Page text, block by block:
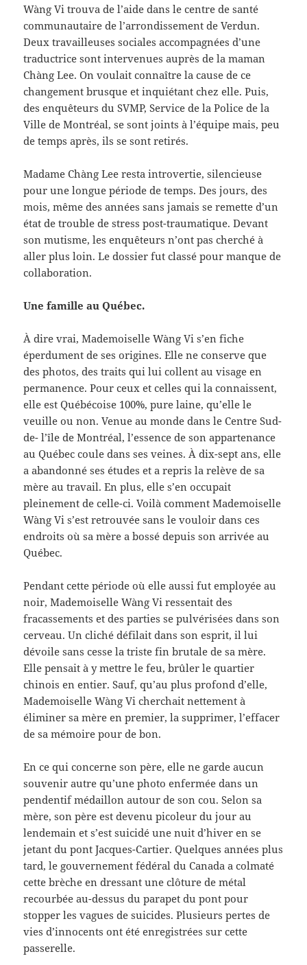
Wàng Vi trouva de l’aide dans le centre de santé
communautaire de l’arrondissement de Verdun.
Deux travailleuses sociales accompagnées d’une
traductrice sont intervenues auprès de la maman
Chàng Lee. On voulait connaître la cause de ce
changement brusque et inquiétant chez elle. Puis,
des enquêteurs du SVMP, Service de la Police de la
Ville de Montréal, se sont joints à l’équipe mais, peu
de temps après, ils se sont retirés.
Madame Chàng Lee resta introvertie, silencieuse
pour une longue période de temps. Des jours, des
mois, même des années sans jamais se remette d’un
état de trouble de stress post-traumatique. Devant
son mutisme, les enquêteurs n’ont pas cherché à
aller plus loin. Le dossier fut classé pour manque de
collaboration.
Une famille au Québec.
À dire vrai, Mademoiselle Wàng Vi s’en fiche
éperdument de ses origines. Elle ne conserve que
des photos, des traits qui lui collent au visage en
permanence. Pour ceux et celles qui la connaissent,
elle est Québécoise 100%, pure laine, qu’elle le
veuille ou non. Venue au monde dans le Centre Sud-
de- l’île de Montréal, l’essence de son appartenance
au Québec coule dans ses veines. À dix-sept ans, elle
a abandonné ses études et a repris la relève de sa
mère au travail. En plus, elle s’en occupait
pleinement de celle-ci. Voilà comment Mademoiselle
Wàng Vi s’est retrouvée sans le vouloir dans ces
endroits où sa mère a bossé depuis son arrivée au
Québec.
Pendant cette période où elle aussi fut employée au
noir, Mademoiselle Wàng Vi ressentait des
fracassements et des parties se pulvérisées dans son
cerveau. Un cliché défilait dans son esprit, il lui
dévoile sans cesse la triste fin brutale de sa mère.
Elle pensait à y mettre le feu, brûler le quartier
chinois en entier. Sauf, qu’au plus profond d’elle,
Mademoiselle Wàng Vi cherchait nettement à
éliminer sa mère en premier, la supprimer, l’effacer
de sa mémoire pour de bon.
En ce qui concerne son père, elle ne garde aucun
souvenir autre qu’une photo enfermée dans un
pendentif médaillon autour de son cou. Selon sa
mère, son père est devenu picoleur du jour au
lendemain et s’est suicidé une nuit d’hiver en se
jetant du pont Jacques-Cartier. Quelques années plus
tard, le gouvernement fédéral du Canada a colmaté
cette brèche en dressant une clôture de métal
recourbée au-dessus du parapet du pont pour
stopper les vagues de suicides. Plusieurs pertes de
vies d’innocents ont été enregistrées sur cette
passerelle.